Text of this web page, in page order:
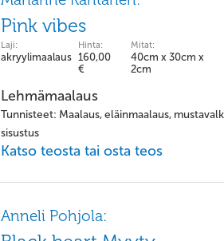
Pink vibes
Laji:
akryylimaalaus
Hinta:
160,00
€
Mitat:
40cm x 30cm x
2cm
Lehmämaalaus
Tunnisteet: Maalaus, eläinmaalaus,
sisustus
Katso teosta tai osta teos
Anneli Pohjola: